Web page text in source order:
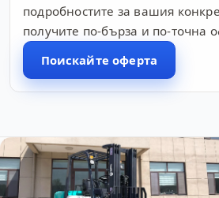
подробностите за вашия
получите по-бърза и по-точна
Поискайте оферта